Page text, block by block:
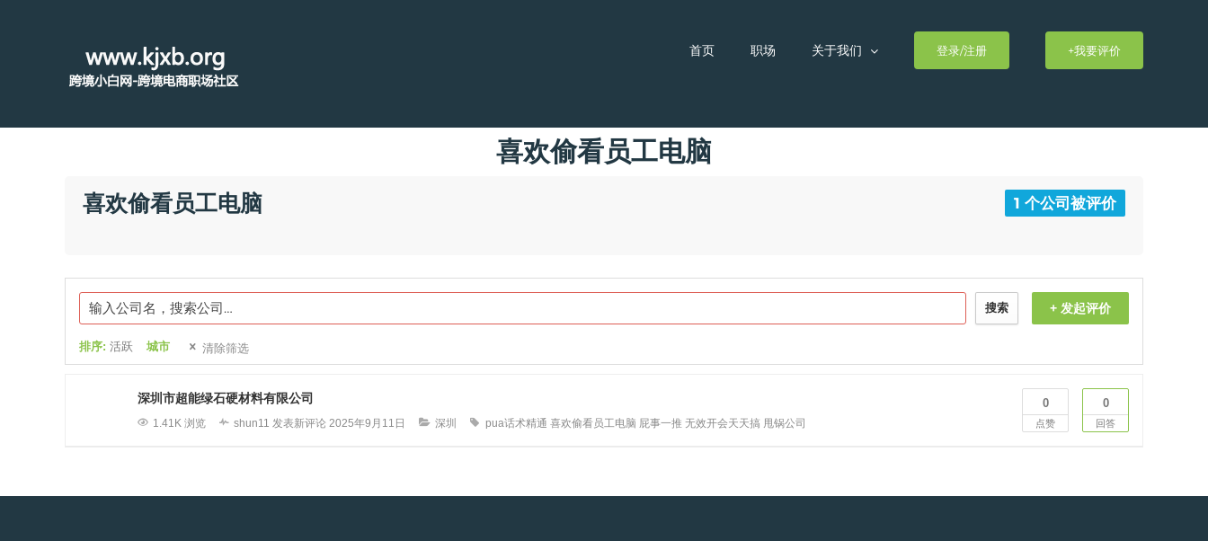
首页 职场 关于我们 登录/注册 +我要评价
喜欢偷看员工电脑
喜欢偷看员工电脑 1 个公司被评价
+ 发起评价
搜索
排序: 活跃 城市 清除筛选
0
点赞
0
回答
深圳市超能绿石硬材料有限公司
1.41K 浏览 shun11 发表新评论 2025年9月11日 深圳 pua话术精通 喜欢偷看员工电脑 屁事一推 无效开会天天搞 甩锅公司